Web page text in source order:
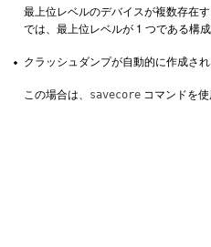
最上位レベルのデバイスが複数存在
では、最上位レベルが 1 つである構
クラッシュダンプが自動的に作成され
この場合は、 savecore コマンドを